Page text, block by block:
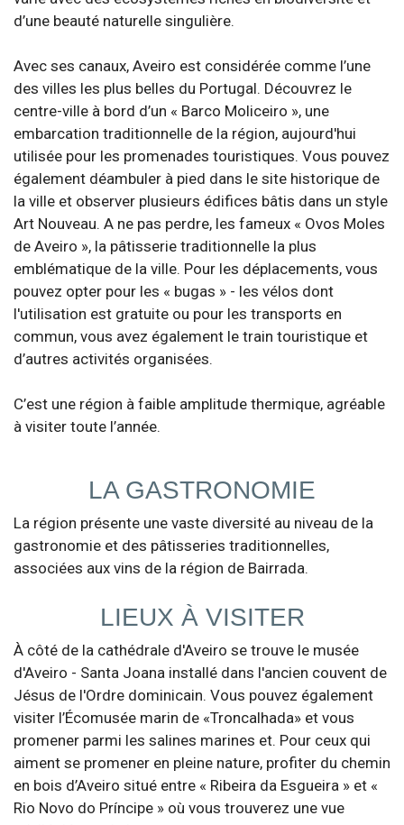
d’une beauté naturelle singulière.
Avec ses canaux, Aveiro est considérée comme l’une
des villes les plus belles du Portugal. Découvrez le
centre-ville à bord d’un « Barco Moliceiro », une
embarcation traditionnelle de la région, aujourd'hui
utilisée pour les promenades touristiques. Vous pouvez
également déambuler à pied dans le site historique de
la ville et observer plusieurs édifices bâtis dans un style
Art Nouveau. A ne pas perdre, les fameux « Ovos Moles
de Aveiro », la pâtisserie traditionnelle la plus
emblématique de la ville. Pour les déplacements, vous
pouvez opter pour les « bugas » - les vélos dont
l'utilisation est gratuite ou pour les transports en
commun, vous avez également le train touristique et
d’autres activités organisées.
C’est une région à faible amplitude thermique, agréable
à visiter toute l’année.
LA GASTRONOMIE
La région présente une vaste diversité au niveau de la
gastronomie et des pâtisseries traditionnelles,
associées aux vins de la région de Bairrada.
LIEUX À VISITER
À côté de la cathédrale d'Aveiro se trouve le musée
d'Aveiro - Santa Joana installé dans l'ancien couvent de
Jésus de l'Ordre dominicain. Vous pouvez également
visiter l’Écomusée marin de «Troncalhada» et vous
promener parmi les salines marines et. Pour ceux qui
aiment se promener en pleine nature, profiter du chemin
en bois d’Aveiro situé entre « Ribeira da Esgueira » et «
Rio Novo do Príncipe » où vous trouverez une vue